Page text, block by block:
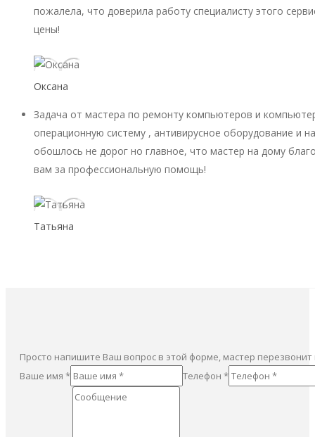
пожалела, что доверила работу специалисту этого
цены!
Оксана
Задача от мастера по ремонту компьютеров и
операционную систему , антивирусное оборудование и
обошлось не дорог но главное, что мастер на дому
вам за профессиональную помощь!
Татьяна
Просто напишите Ваш вопрос в этой форме, мастер
Ваше имя *
Телефон *